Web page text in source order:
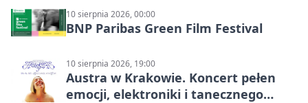
10 sierpnia 2026, 00:00
BNP Paribas Green Film Festival
10 sierpnia 2026, 19:00
Austra w Krakowie. Koncert pełen
emocji, elektroniki i tanecznego